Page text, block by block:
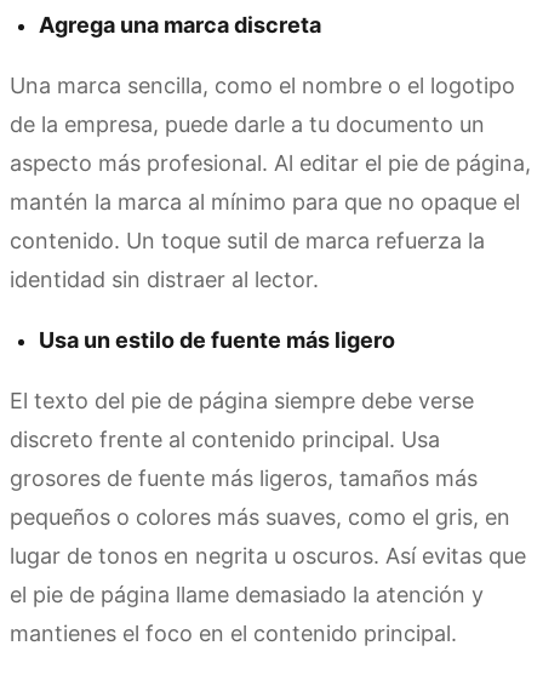
Agrega una marca discreta
Una marca sencilla, como el nombre o el logotipo
de la empresa, puede darle a tu documento un
aspecto más profesional. Al editar el pie de página,
mantén la marca al mínimo para que no opaque el
contenido. Un toque sutil de marca refuerza la
identidad sin distraer al lector.
Usa un estilo de fuente más ligero
El texto del pie de página siempre debe verse
discreto frente al contenido principal. Usa
grosores de fuente más ligeros, tamaños más
pequeños o colores más suaves, como el gris, en
lugar de tonos en negrita u oscuros. Así evitas que
el pie de página llame demasiado la atención y
mantienes el foco en el contenido principal.